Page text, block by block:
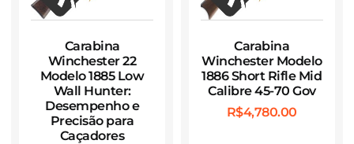
Carabina
Winchester 22
Modelo 1885 Low
Wall Hunter:
Desempenho e
Precisão para
Caçadores
Carabina
Winchester Modelo
1886 Short Rifle Mid
Calibre 45-70 Gov
R$4,780.00